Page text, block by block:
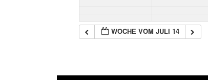
WOCHE VOM JULI 14